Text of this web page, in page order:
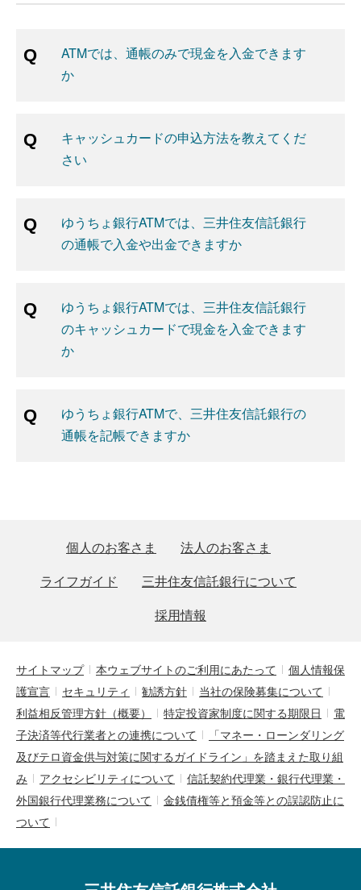
ATMでは、通帳のみで現金を入金できます
か
キャッシュカードの申込方法を教えてくだ
さい
ゆうちょ銀行ATMでは、三井住友信託銀行
の通帳で入金や出金できますか
ゆうちょ銀行ATMでは、三井住友信託銀行
のキャッシュカードで現金を入金できます
か
ゆうちょ銀行ATMで、三井住友信託銀行の
通帳を記帳できますか
個人のお客さま
法人のお客さま
ライフガイド
三井住友信託銀行について
採用情報
サイトマップ 本ウェブサイトのご利用にあたって
個人情報保
護宣言
セキュリティ 勧誘方針
当社の保険募集について
利益相反管理方針（概要）
特定投資家制度に関する期限日
電
子決済等代行業者との連携について
「マネー・ローンダリング
及びテロ資金供与対策に関するガイドライン」を踏まえた取り組
み
アクセシビリティについて
信託契約代理業・銀行代理業・
外国銀行代理業務について
金銭債権等と預金等との誤認防止に
ついて